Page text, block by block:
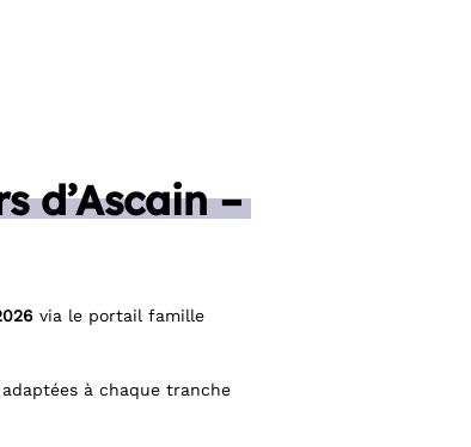
d’Ascain –
via le portail famille
à chaque tranche